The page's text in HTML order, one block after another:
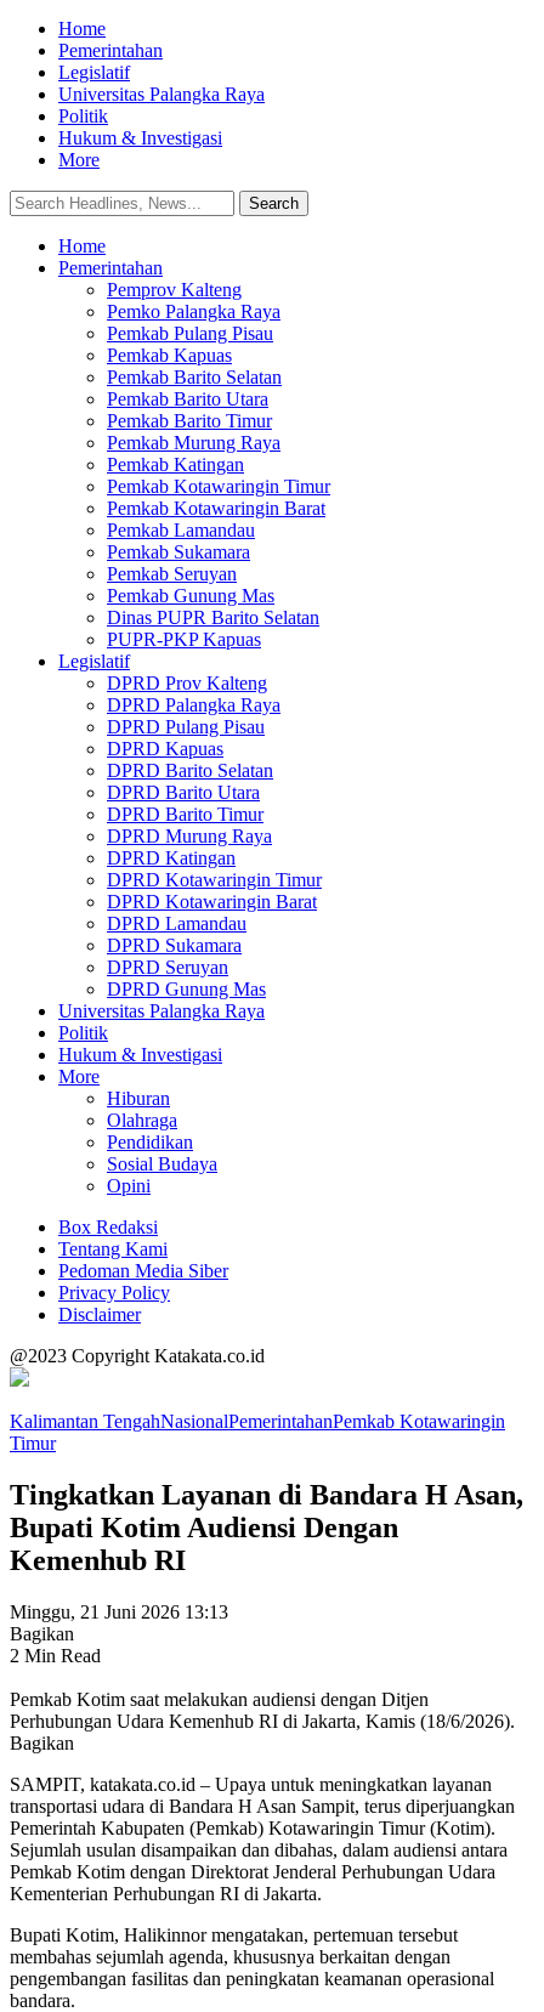
Home
Pemerintahan
Legislatif
Universitas Palangka Raya
Politik
Hukum & Investigasi
More
Home
Pemerintahan
Pemprov Kalteng
Pemko Palangka Raya
Pemkab Pulang Pisau
Pemkab Kapuas
Pemkab Barito Selatan
Pemkab Barito Utara
Pemkab Barito Timur
Pemkab Murung Raya
Pemkab Katingan
Pemkab Kotawaringin Timur
Pemkab Kotawaringin Barat
Pemkab Lamandau
Pemkab Sukamara
Pemkab Seruyan
Pemkab Gunung Mas
Dinas PUPR Barito Selatan
PUPR-PKP Kapuas
Legislatif
DPRD Prov Kalteng
DPRD Palangka Raya
DPRD Pulang Pisau
DPRD Kapuas
DPRD Barito Selatan
DPRD Barito Utara
DPRD Barito Timur
DPRD Murung Raya
DPRD Katingan
DPRD Kotawaringin Timur
DPRD Kotawaringin Barat
DPRD Lamandau
DPRD Sukamara
DPRD Seruyan
DPRD Gunung Mas
Universitas Palangka Raya
Politik
Hukum & Investigasi
More
Hiburan
Olahraga
Pendidikan
Sosial Budaya
Opini
Box Redaksi
Tentang Kami
Pedoman Media Siber
Privacy Policy
Disclaimer
@2023 Copyright Katakata.co.id
Kalimantan TengahNasionalPemerintahanPemkab Kotawaringin
Timur
Tingkatkan Layanan di Bandara H Asan,
Bupati Kotim Audiensi Dengan
Kemenhub RI
Minggu, 21 Juni 2026 13:13
Bagikan
2 Min Read
Pemkab Kotim saat melakukan audiensi dengan Ditjen
Perhubungan Udara Kemenhub RI di Jakarta, Kamis (18/6/2026).
Bagikan
SAMPIT, katakata.co.id – Upaya untuk meningkatkan layanan
transportasi udara di Bandara H Asan Sampit, terus diperjuangkan
Pemerintah Kabupaten (Pemkab) Kotawaringin Timur (Kotim).
Sejumlah usulan disampaikan dan dibahas, dalam audiensi antara
Pemkab Kotim dengan Direktorat Jenderal Perhubungan Udara
Kementerian Perhubungan RI di Jakarta.
Bupati Kotim, Halikinnor mengatakan, pertemuan tersebut
membahas sejumlah agenda, khususnya berkaitan dengan
pengembangan fasilitas dan peningkatan keamanan operasional
bandara.